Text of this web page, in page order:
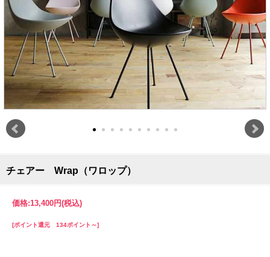
チェアー Wrap（ワロップ）
価格:13,400円(税込)
[ポイント還元 134ポイント～]